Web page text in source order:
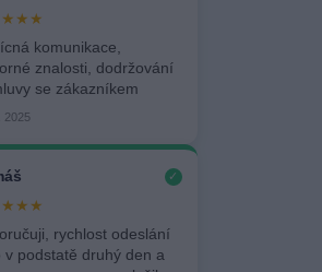
komunikace,
znalosti, dodržování
se zákazníkem
2025
✓
rychlost odeslání
v podstatě druhý den a